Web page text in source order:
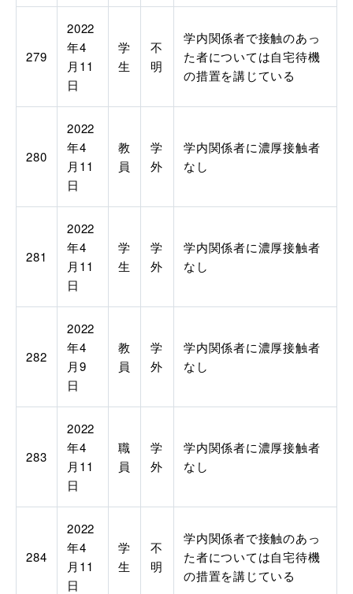
279
2022
年4
月11
日
学
生
不
明
学内関係者で接触のあっ
た者については自宅待機
の措置を講じている
280
2022
年4
月11
日
教
員
学
外
学内関係者に濃厚接触者
なし
281
2022
年4
月11
日
学
生
学
外
学内関係者に濃厚接触者
なし
282
2022
年4
月9
日
教
員
学
外
学内関係者に濃厚接触者
なし
283
2022
年4
月11
日
職
員
学
外
学内関係者に濃厚接触者
なし
284
2022
年4
月11
日
学
生
不
明
学内関係者で接触のあっ
た者については自宅待機
の措置を講じている